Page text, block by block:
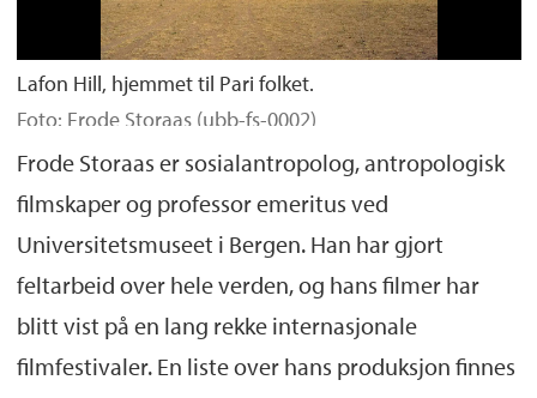
Lafon Hill, hjemmet til Pari folket.
Foto: Frode Storaas (ubb-fs-0002)
Frode Storaas er sosialantropolog, antropologisk
filmskaper og professor emeritus ved
Universitetsmuseet i Bergen. Han har gjort
feltarbeid over hele verden, og hans filmer har
blitt vist på en lang rekke internasjonale
filmfestivaler. En liste over hans produksjon finnes